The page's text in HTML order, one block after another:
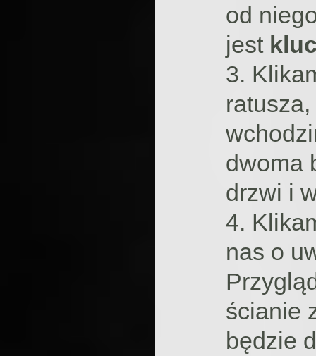
od
jest
3.
dwoma
drzwi i
4.
nas o
ścianie
będzie